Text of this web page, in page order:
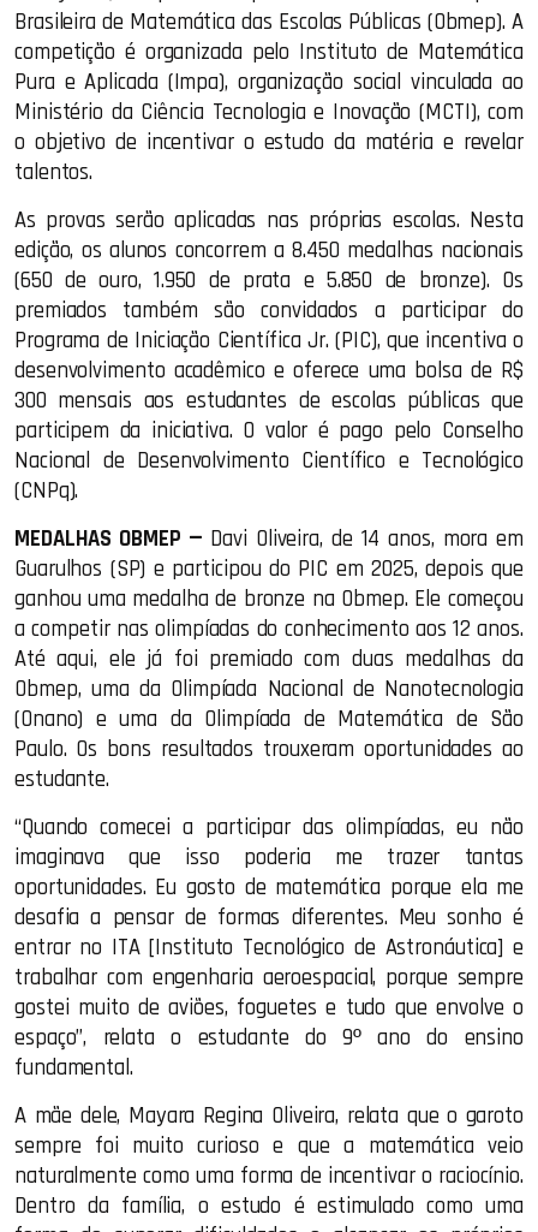
Brasileira de Matemática das Escolas Públicas (Obmep). A
competição é organizada pelo Instituto de Matemática
Pura e Aplicada (Impa), organização social vinculada ao
Ministério da Ciência Tecnologia e Inovação (MCTI), com
o objetivo de incentivar o estudo da matéria e revelar
talentos.
As provas serão aplicadas nas próprias escolas. Nesta
edição, os alunos concorrem a 8.450 medalhas nacionais
(650 de ouro, 1.950 de prata e 5.850 de bronze). Os
premiados também são convidados a participar do
Programa de Iniciação Científica Jr. (PIC), que incentiva o
desenvolvimento acadêmico e oferece uma bolsa de R$
300 mensais aos estudantes de escolas públicas que
participem da iniciativa. O valor é pago pelo Conselho
Nacional de Desenvolvimento Científico e Tecnológico
(CNPq).
MEDALHAS OBMEP — Davi Oliveira, de 14 anos, mora em
Guarulhos (SP) e participou do PIC em 2025, depois que
ganhou uma medalha de bronze na Obmep. Ele começou
a competir nas olimpíadas do conhecimento aos 12 anos.
Até aqui, ele já foi premiado com duas medalhas da
Obmep, uma da Olimpíada Nacional de Nanotecnologia
(Onano) e uma da Olimpíada de Matemática de São
Paulo. Os bons resultados trouxeram oportunidades ao
estudante.
“Quando comecei a participar das olimpíadas, eu não
imaginava que isso poderia me trazer tantas
oportunidades. Eu gosto de matemática porque ela me
desafia a pensar de formas diferentes. Meu sonho é
entrar no ITA [Instituto Tecnológico de Astronáutica] e
trabalhar com engenharia aeroespacial, porque sempre
gostei muito de aviões, foguetes e tudo que envolve o
espaço”, relata o estudante do 9º ano do ensino
fundamental.
A mãe dele, Mayara Regina Oliveira, relata que o garoto
sempre foi muito curioso e que a matemática veio
naturalmente como uma forma de incentivar o raciocínio.
Dentro da família, o estudo é estimulado como uma